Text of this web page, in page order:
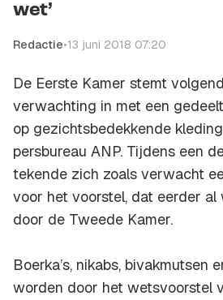
wet’
Redactie•13 juni 2018 07:20
De Eerste Kamer stemt
verwachting in met een
op gezichtsbedekkende
persbureau ANP. Tijdens een
tekende zich zoals verwacht
voor het voorstel, dat eerder
door de Tweede Kamer.
Boerka’s, nikabs, bivakmutsen
worden door het wetsvoorstel